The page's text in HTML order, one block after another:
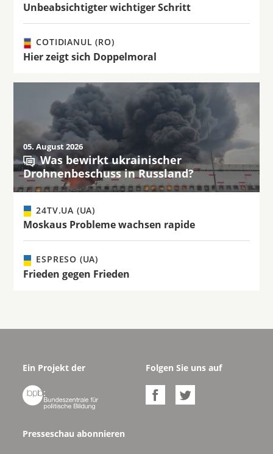
Unbeabsichtigter wichtiger Schritt
COTIDIANUL (RO)
Hier zeigt sich Doppelmoral
05. August 2026
Was bewirkt ukrainischer
Drohnenbeschuss in Russland?
24TV.UA (UA)
Moskaus Probleme wachsen rapide
ESPRESO (UA)
Frieden gegen Frieden
Ein Projekt der

Folgen Sie uns auf
 
Presseschau abonnieren